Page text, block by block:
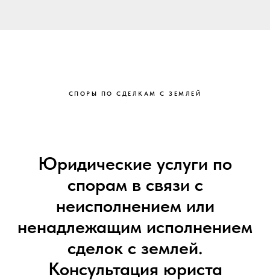
СПОРЫ ПО СДЕЛКАМ С ЗЕМЛЕЙ
Юридические услуги по
спорам в связи с
неисполнением или
ненадлежащим исполнением
сделок с землей.
Консультация юриста